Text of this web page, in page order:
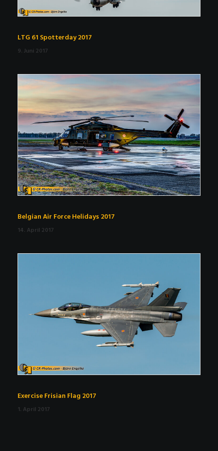
LTG 61 Spotterday 2017
9. Juni 2017
Belgian Air Force Helidays 2017
14. April 2017
Exercise Frisian Flag 2017
1. April 2017